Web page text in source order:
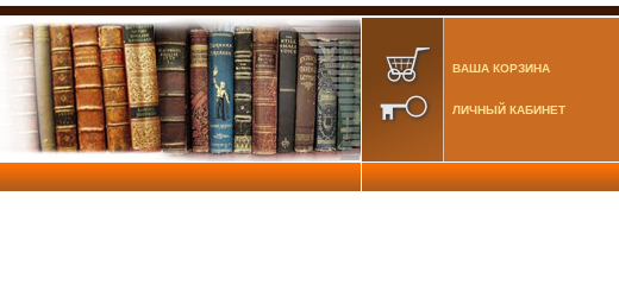
ВАША КОРЗИНА
ЛИЧНЫЙ КАБИНЕТ